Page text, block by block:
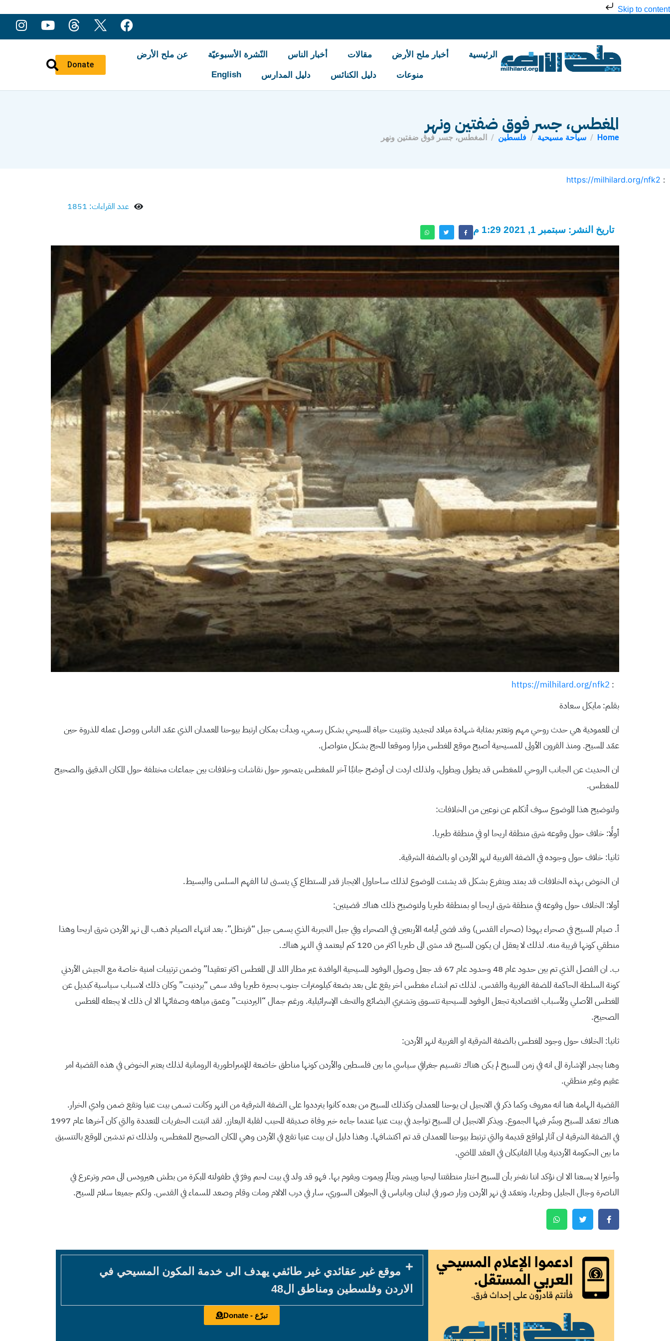
Skip to content
Donate
الرئيسية أخبار ملح الأرض مقالات أخبار الناس النّشرة الأسبوعيّة عن ملح الأرض
منوعات دليل الكنائس دليل المدارس English
المغطس، جسر فوق ضفتين ونهر
Home سياحة مسيحية فلسطين المغطس، جسر فوق ضفتين ونهر
:
https://milhilard.org/nfk2
عدد القراءات: 1851
تاريخ النشر: سبتمبر 1, 2021 1:29 م
:
https://milhilard.org/nfk2
بقلم: مايكل سعادة
ان المعمودية هي حدث روحي مهم وتعتبر بمثابة شهادة ميلاد لتجديد وتثبيت حياة المسيحي بشكل رسمي، وبدأت بمكان ارتبط بيوحنا المعمدان الذي عمّد الناس ووصل عمله للذروة حين
عمّد المسيح. ومنذ القرون الأولى للمسيحية أصبح موقع المغطس مزارا وموقعا للحج بشكل متواصل.
ان الحديث عن الجانب الروحي للمغطس قد يطول ويطول، ولذلك اردت ان أوضح جانبًا آخر للمغطس يتمحور حول نقاشات وخلافات بين جماعات مختلفة حول المكان الدقيق والصحيح
للمغطس.
ولتوضيح هذا الموضوع سوف أتكلم عن نوعين من الخلافات:
أولًا: خلاف حول وقوعه شرق منطقة اريحا او في منطقة طبريا.
ثانيا: خلاف حول وجوده في الضفة الغربية لنهر الأردن او بالضفة الشرقية.
ان الخوض بهذه الخلافات قد يمتد ويتفرع بشكل قد يشتت الموضوع لذلك ساحاول الايجاز قدر المستطاع كي يتسنى لنا الفهم السلس والبسيط.
أولا: الخلاف حول وقوعه في منطقة شرق اريحا او بمنطقة طبريا ولتوضيح ذلك هناك قضيتين:
أ. صيام المسيح في صحراء يهوذا (صحراء القدس) وقد قضى أيامه الأربعين في الصحراء وفي جبل التجربة الذي يسمى جبل “قرنطل”. بعد انتهاء الصيام ذهب الى نهر الأردن شرق اريحا وهذا
منطقي كونها قريبة منه. لذلك لا يعقل ان يكون المسيح قد مشى الى طبريا اكثر من 120 كم ليعتمد في النهر هناك.
ب. ان الفصل الذي تم بين حدود عام 48 وحدود عام 67 قد جعل وصول الوفود المسيحية الوافدة عبر مطار اللد الى المغطس اكثر تعقيدا” وضمن ترتيبات امنية خاصة مع الجيش الأردني
كونة السلطة الحاكمة للضفة الغربية والقدس. لذلك تم انشاء مغطس اخر يقع على بعد بضعة كيلومترات جنوب بحيرة طبريا وقد سمى “يردنيت” وكان ذلك لاسباب سياسية كبديل عن
المغطس الأصلي ولأسباب اقتصادية تجعل الوفود المسيحية تتسوق وتشتري البضائع والتحف الإسرائيلية. ورغم جمال “اليردنيت” وعمق مياهه وصفائها الا ان ذلك لا يجعله المغطس
الصحيح.
ثانيا: الخلاف حول وجود المغطس بالضفة الشرقية او الغربية لنهر الأردن:
وهنا يجدر الإشارة الى انه في زمن المسيح لم يكن هناك تقسيم جغرافي سياسي ما بين فلسطين والأردن كونها مناطق خاضعة للإمبراطورية الرومانية لذلك يعتبر الخوض في هذه القضية امر
عقيم وغير منطقي.
القضية الهامة هنا انه معروف وكما ذكر في الانجيل ان يوحنا المعمدان وكذلك المسيح من بعده كانوا يترددوا على الضفة الشرقية من النهر وكانت تسمى بيت عنيا وتقع ضمن وادي الخرار.
هناك تعمّد المسيح وبشّر فيها الجموع. ويذكر الانجيل ان المسيح تواجد في بيت عنيا عندما جاءه خبر وفاة صديقة المحبب لقلبة اليعازر. لقد اثبتت الحفريات المتعددة والتي كان آخرها عام 1997
في الضفة الشرقية ان آثار لمواقع قديمة والتي ترتبط بيوحنا المعمدان قد تم اكتشافها. وهذا دليل ان بيت عنيا تقع في الأردن وهي المكان الصحيح للمغطس، ولذلك تم تدشين الموقع بالتنسيق
ما بين الحكومة الأردنية وبابا الفاتيكان في العقد الماضي.
وأخيرا لا يسعنا الا ان نؤكد اننا نفخر بأن المسيح اختار منطقتنا ليحيا ويبشر ويتألم ويموت ويقوم بها. فهو قد ولد في بيت لحم وفرّ في طفولته المبكرة من بطش هيرودس الى مصر وترعرع في
الناصرة وجال الجليل وطبريا، وتعمّد في نهر الأردن وزار صور في لبنان وبانياس في الجولان السوري، سار في درب الالام ومات وقام وصعد للسماء في القدس. ولكم جميعا سلام المسيح.
موقع غير عقائدي غير طائفي يهدف الى خدمة المكون المسيحي في
الاردن وفلسطين ومناطق ال48
تبرّع - Donate